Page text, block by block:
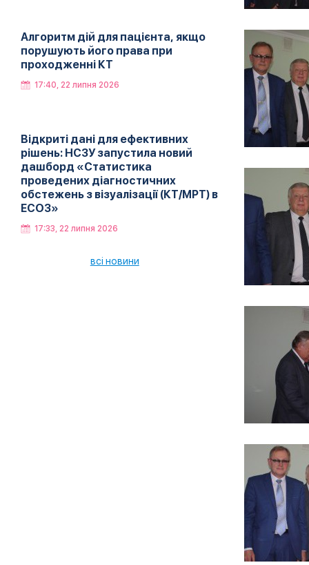
Алгоритм дій для пацієнта, якщо
порушують його права при
проходженні КТ
17:40, 22 липня 2026
Відкриті дані для ефективних
рішень: НСЗУ запустила новий
дашборд «Статистика
проведених діагностичних
обстежень з візуалізації (КТ/МРТ) в
ЕСОЗ»
17:33, 22 липня 2026
всі новини